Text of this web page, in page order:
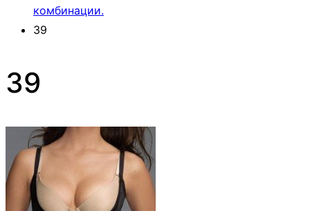
комбинации.
39
39